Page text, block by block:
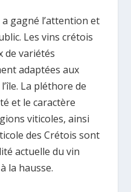
gagné l’attention et
Les vins crétois
de variétés
adaptées aux
La pléthore de
et le caractère
viticoles, ainsi
des Crétois sont
actuelle du vin
la hausse.